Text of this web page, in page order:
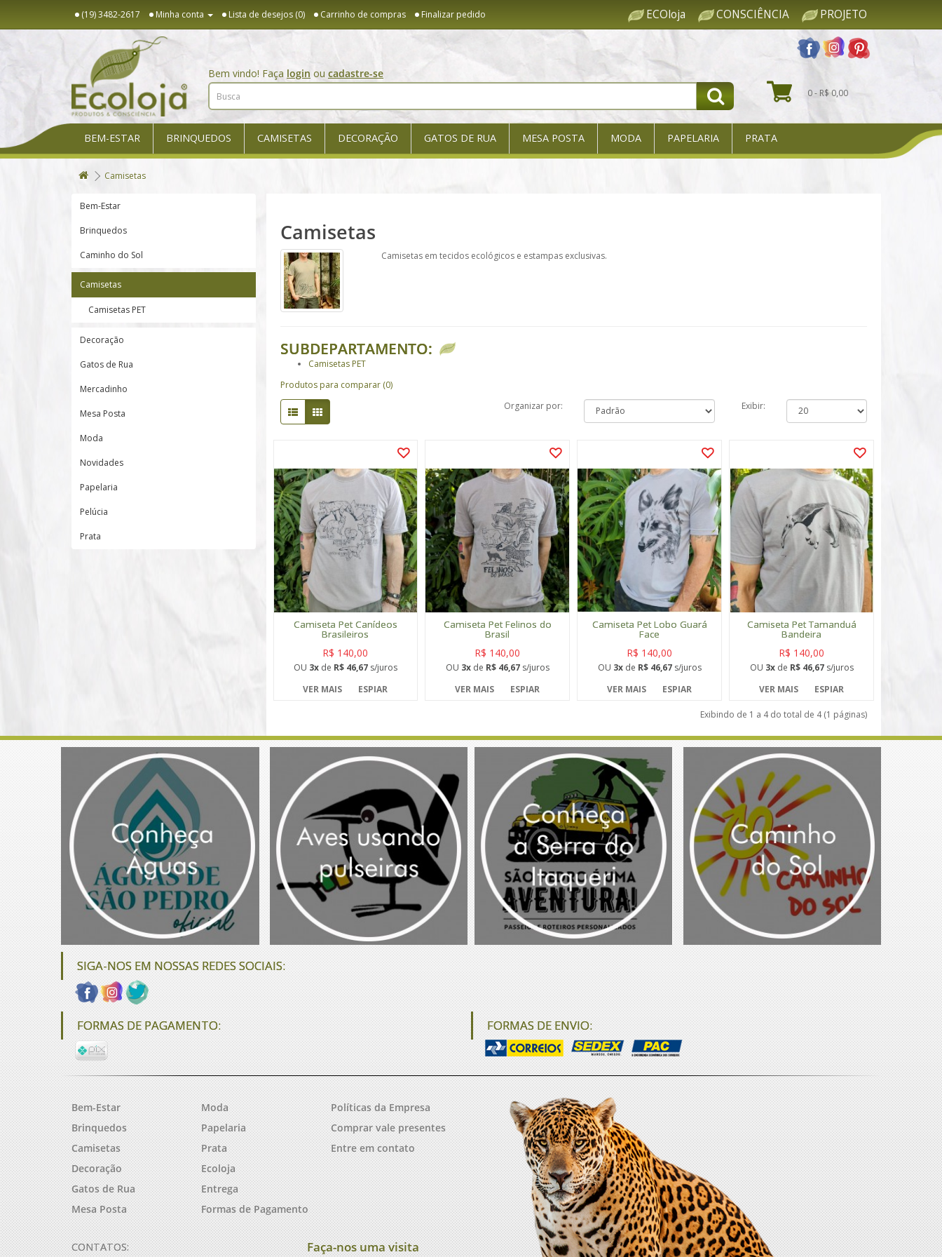
(19) 3482-2617 Minha conta Lista de desejos (0) Carrinho de compras Finalizar pedido ECOloja CONSCIÊNCIA PROJETO
Bem vindo! Faça login ou cadastre-se
0 - R$ 0,00
BEM-ESTAR BRINQUEDOS CAMISETAS DECORAÇÃO GATOS DE RUA MESA POSTA MODA PAPELARIA PRATA
Camisetas
Bem-Estar
Brinquedos
Caminho do Sol
Camisetas
Camisetas PET
Decoração
Gatos de Rua
Mercadinho
Mesa Posta
Moda
Novidades
Papelaria
Pelúcia
Prata
Camisetas
Camisetas em tecidos ecológicos e estampas exclusivas.
SUBDEPARTAMENTO:
Camisetas PET
Produtos para comparar (0)
Organizar por:
Exibir:
Camiseta Pet Canídeos
Brasileiros
R$ 140,00
OU 3xde R$ 46,67s/juros
VER MAIS
ESPIAR
Camiseta Pet Felinos do
Brasil
R$ 140,00
OU 3xde R$ 46,67s/juros
VER MAIS
ESPIAR
Camiseta Pet Lobo Guará
Face
R$ 140,00
OU 3xde R$ 46,67s/juros
VER MAIS
ESPIAR
Camiseta Pet Tamanduá
Bandeira
R$ 140,00
OU 3xde R$ 46,67s/juros
VER MAIS
ESPIAR
Exibindo de 1 a 4 do total de 4 (1 páginas)
SIGA-NOS EM NOSSAS REDES SOCIAIS:
FORMAS DE PAGAMENTO: FORMAS DE ENVIO:
Bem-Estar
Brinquedos
Camisetas
Decoração
Gatos de Rua
Mesa Posta
Moda
Papelaria
Prata
Ecoloja
Entrega
Formas de Pagamento
Políticas da Empresa
Comprar vale presentes
Entre em contato
CONTATOS:
Faça-nos uma visita